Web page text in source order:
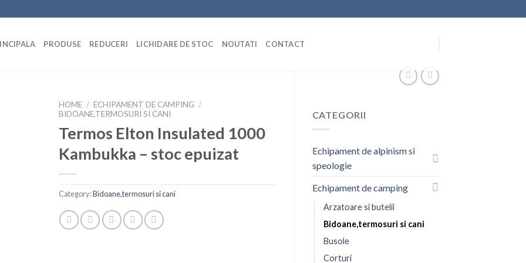
PRODUSE REDUCERI LICHIDARE DE STOC NOUTATI CONTACT
CATEGORII
Echipament de alpinism si
speologie
Echipament de camping
Arzatoare si butelii
Bidoane,termosuri si cani
Busole
Corturi
HOME / ECHIPAMENT DE CAMPING /
BIDOANE,TERMOSURI SI CANI
Termos Elton Insulated 1000
Kambukka – stoc epuizat
Category:Bidoane,termosuri si cani